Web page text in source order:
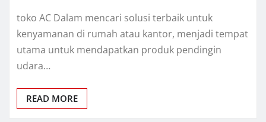
toko AC Dalam mencari solusi terbaik untuk
kenyamanan di rumah atau kantor, menjadi tempat
utama untuk mendapatkan produk pendingin
udara…
READ MORE